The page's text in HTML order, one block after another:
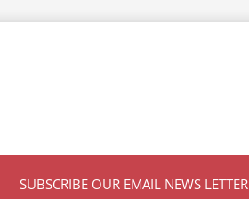
SUBSCRIBE OUR EMAIL NEWS LETTER